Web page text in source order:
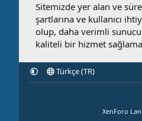
Sitemizde yer alan ve
şartlarına ve kullanıcı
olup, daha verimli
kaliteli bir hizmet
Türkçe (TR)
XenForo